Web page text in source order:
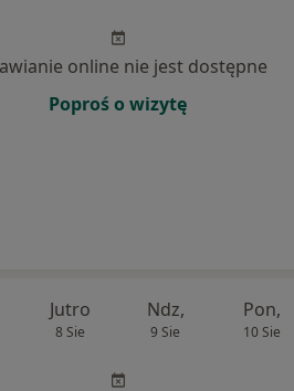
online nie jest dostępne
Poproś o wizytę
Jutro
8 Sie
Ndz,
9 Sie
Pon,
10 Sie